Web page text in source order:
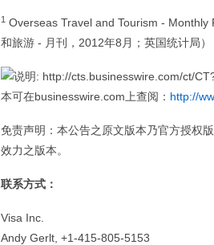
1 Overseas Travel and Tourism -
和旅游 - 月刊，2012年8月；英国统计局）
本可在businesswire.com上查阅： http://
免责声明：本公告之原文版本乃官方授权
效力之版本。
联系方式：
Visa Inc.
Andy Gerlt, +1-415-805-5153